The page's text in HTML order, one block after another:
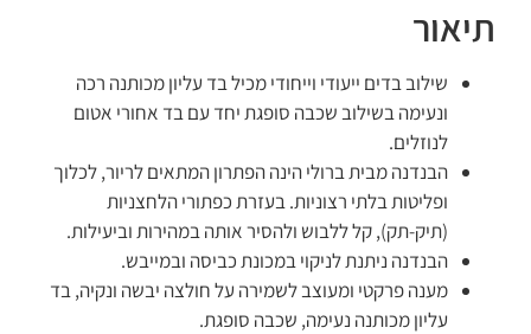
תיאור
שילוב בדים ייעודי וייחודי מכיל בד עליון מכותנה רכה
ונעימה בשילוב שכבה סופגת יחד עם בד אחורי אטום
לנוזלים.
הבנדנה מבית ברולי הינה הפתרון המתאים לריור, לכלוך
ופליטות בלתי רצוניות. בעזרת כפתורי הלחצניות
(תיק-תק), קל ללבוש ולהסיר אותה במהירות וביעילות.
הבנדנה ניתנת לניקוי במכונת כביסה ובמייבש.
מענה פרקטי ומעוצב לשמירה על חולצה יבשה ונקיה, בד
עליון מכותנה נעימה, שכבה סופגת.